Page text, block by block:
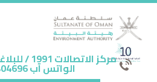
مركز الاتصالات 1991 / للبلاغات 80071999
الواتس آب 24404696